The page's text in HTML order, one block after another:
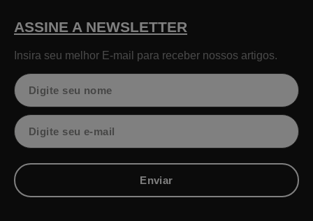
ASSINE A NEWSLETTER
Insira seu melhor E-mail para receber nossos artigos.
Nome
Email
Enviar